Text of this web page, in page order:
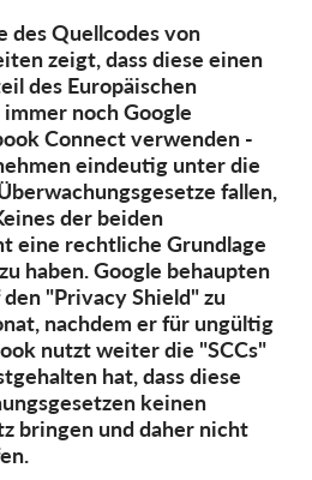
uns
Team
Jahresberichte
FAQs
Jobs
Verbandsklagen
OnionShare
Medien
Kontakt
des Quellcodes von
zeigt, dass diese einen
des Europäischen
noch Google
Connect verwenden -
eindeutig unter die
fallen,
der beiden
eine rechtliche Grundlage
haben. Google behaupten
"Privacy Shield" zu
nachdem er für ungültig
nutzt weiter die "SCCs"
hat, dass diese
keinen
bringen und daher nicht